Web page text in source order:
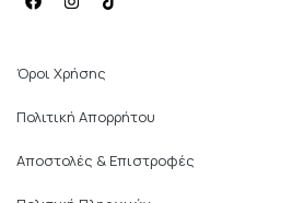
Όροι Χρήσης
Πολιτική Απορρήτου
Αποστολές & Επιστροφές